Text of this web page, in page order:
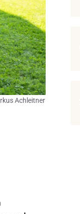
Achleitner